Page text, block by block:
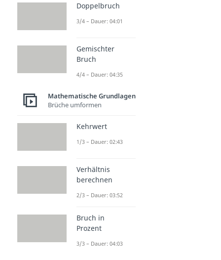
Doppelbruch
3/4 – Dauer: 04:01
Gemischter
Bruch
4/4 – Dauer: 04:35
Mathematische Grundlagen
Brüche umformen
Kehrwert
1/3 – Dauer: 02:43
Verhältnis
berechnen
2/3 – Dauer: 03:52
Bruch in
Prozent
3/3 – Dauer: 04:03